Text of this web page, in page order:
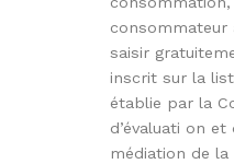
consommateur
saisir
inscrit sur la
établie par la
d’évaluati on
médiation de